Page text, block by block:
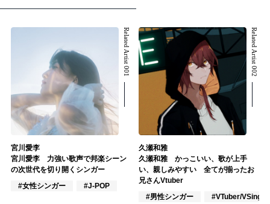
Related Artist 001
宮川愛李
宮川愛李 力強い歌声で邦楽シーン
の次世代を切り開くシンガー
#女性シンガー
#J-POP
Related Artist 002
久瀬和雅
久瀬和雅 かっこいい、歌が上手
い、親しみやすい 全てが揃ったお
兄さんVtuber
#男性シンガー
#VTuber/VSinger